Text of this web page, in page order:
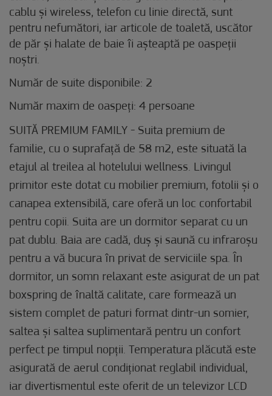
cablu și wireless, telefon cu linie directă, sunt
pentru nefumători, iar articole de toaletă, uscător
de păr și halate de baie îi așteaptă pe oaspeții
noștri.
Număr de suite disponibile: 2
Număr maxim de oaspeți: 4 persoane
SUITĂ PREMIUM FAMILY - Suita premium de
familie, cu o suprafață de 58 m2, este situată la
etajul al treilea al hotelului wellness. Livingul
primitor este dotat cu mobilier premium, fotolii și o
canapea extensibilă, care oferă un loc confortabil
pentru copii. Suita are un dormitor separat cu un
pat dublu. Baia are cadă, duș și saună cu infraroșu
pentru a vă bucura în privat de serviciile spa. În
dormitor, un somn relaxant este asigurat de un pat
boxspring de înaltă calitate, care formează un
sistem complet de paturi format dintr-un somier,
saltea și saltea suplimentară pentru un confort
perfect pe timpul nopții. Temperatura plăcută este
asigurată de aerul condiționat reglabil individual,
iar divertismentul este oferit de un televizor LCD